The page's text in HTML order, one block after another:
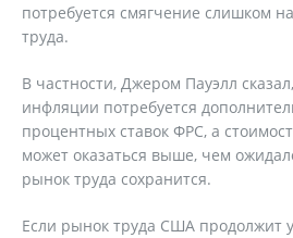
потребуется смягчение слишком
труда.
В частности, Джером Пауэлл
инфляции потребуется
процентных ставок ФРС, а
может оказаться выше, чем
рынок труда сохранится.
Если рынок труда США продолжит